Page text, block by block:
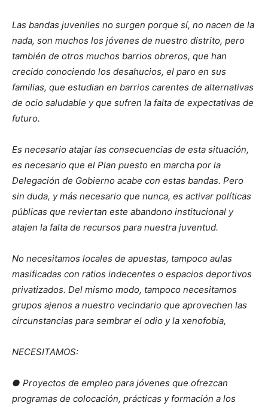
Las bandas juveniles no surgen porque sí, no nacen de la
nada, son muchos los jóvenes de nuestro distrito, pero
también de otros muchos barrios obreros, que han
crecido conociendo los desahucios, el paro en sus
familias, que estudian en barrios carentes de alternativas
de ocio saludable y que sufren la falta de expectativas de
futuro.
Es necesario atajar las consecuencias de esta situación,
es necesario que el Plan puesto en marcha por la
Delegación de Gobierno acabe con estas bandas. Pero
sin duda, y más necesario que nunca, es activar políticas
públicas que reviertan este abandono institucional y
atajen la falta de recursos para nuestra juventud.
No necesitamos locales de apuestas, tampoco aulas
masificadas con ratios indecentes o espacios deportivos
privatizados. Del mismo modo, tampoco necesitamos
grupos ajenos a nuestro vecindario que aprovechen las
circunstancias para sembrar el odio y la xenofobia,
NECESITAMOS:
● Proyectos de empleo para jóvenes que ofrezcan
programas de colocación, prácticas y formación a los